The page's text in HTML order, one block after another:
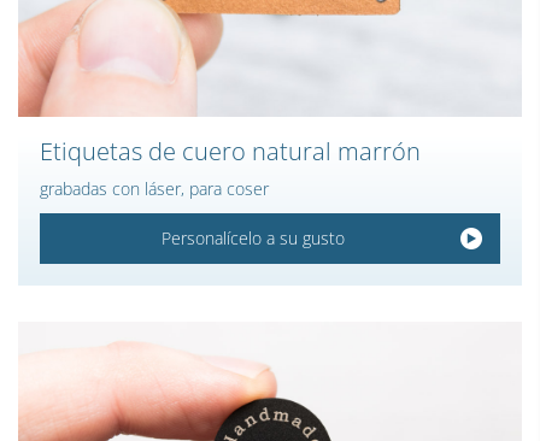
Etiquetas de cuero natural marrón
grabadas con láser, para coser
Personalícelo a su gusto